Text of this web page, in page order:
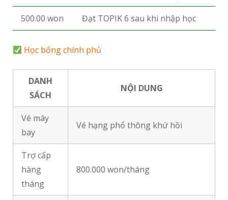
500.00 won Đạt TOPIK 6 sau khi nhập học
Học bổng chính phủ
DANH
SÁCH
NỘI DUNG
Vé máy
bay
Vé hạng phổ thông khứ hồi
Trợ cấp
hàng
tháng
800.000 won/tháng